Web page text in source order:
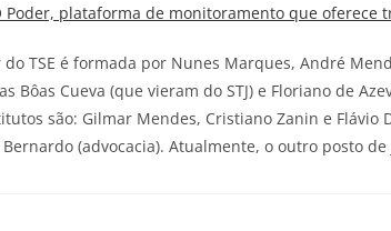
Poder, plataforma de monitoramento que
TSE é formada por Nunes Marques, André
Bôas Cueva (que vieram do STJ) e Floriano de
são: Gilmar Mendes, Cristiano Zanin e Flávio
Bernardo (advocacia). Atualmente, o outro posto